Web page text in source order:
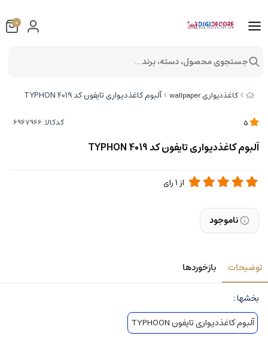
کاغذدیواری wallpaper آلبوم کاغذدیواری تایفون کد TYPHON 4019
کدکالا:
آلبوم کاغذدیواری تایفون کد TYPHON 4019
از 1رای
ناموجود
توضیحات بازخوردها
بخشها :
آلبوم کاغذدیواری تایفون TYPHOON
0
جستجوی محصول، دسته، برند...